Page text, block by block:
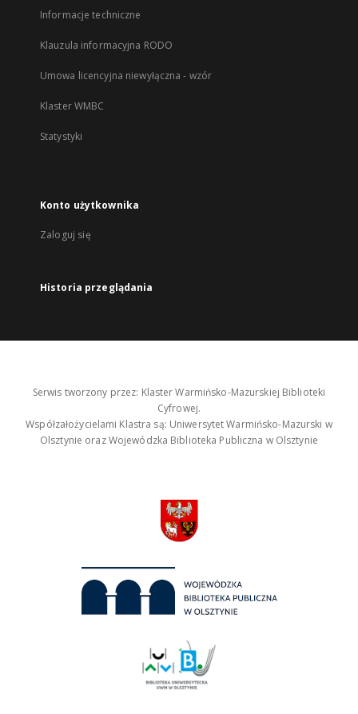
Informacje techniczne
Klauzula informacyjna RODO
Umowa licencyjna niewyłączna - wzór
Klaster WMBC
Statystyki
Konto użytkownika
Zaloguj się
Historia przeglądania
Serwis tworzony przez: Klaster Warmińsko-Mazurskiej Biblioteki
Cyfrowej.
Współzałożycielami Klastra są: Uniwersytet Warmińsko-Mazurski w
Olsztynie oraz Wojewódzka Biblioteka Publiczna w Olsztynie